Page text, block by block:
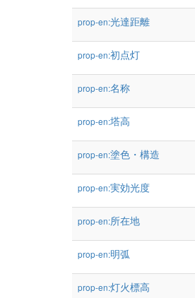
prop-en:光達距離
prop-en:初点灯
prop-en:名称
prop-en:塔高
prop-en:塗色・構造
prop-en:実効光度
prop-en:所在地
prop-en:明弧
prop-en:灯火標高